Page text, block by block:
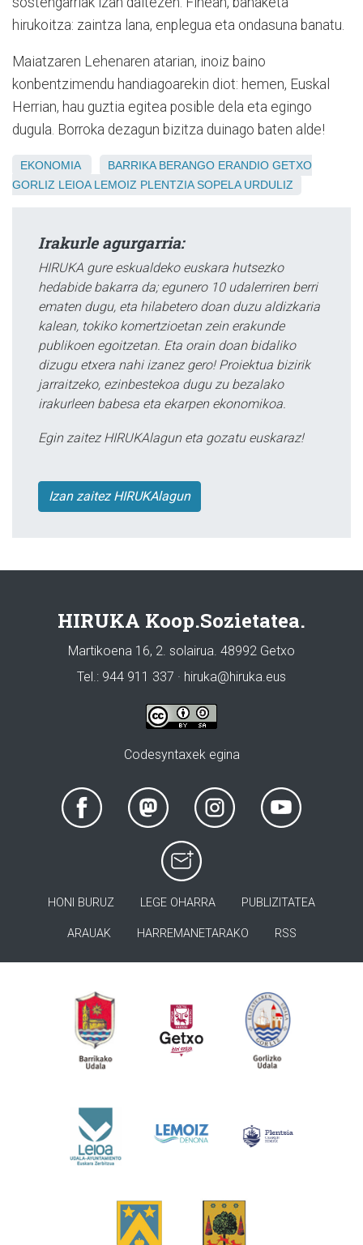
hirukoitza: zaintza lana, enplegua eta ondasuna banatu.
Maiatzaren Lehenaren atarian, inoiz baino
konbentzimendu handiagoarekin diot: hemen, Euskal
Herrian, hau guztia egitea posible dela eta egingo
dugula. Borroka dezagun bizitza duinago baten alde!
EKONOMIA BARRIKA BERANGO ERANDIO GETXO
GORLIZ LEIOA LEMOIZ PLENTZIA SOPELA URDULIZ
Irakurle agurgarria:
HIRUKA gure eskualdeko euskara hutsezko
hedabide bakarra da; egunero 10 udalerriren berri
ematen dugu, eta hilabetero doan duzu aldizkaria
kalean, tokiko komertzioetan zein erakunde
publikoen egoitzetan. Eta orain doan bidaliko
dizugu etxera nahi izanez gero! Proiektua bizirik
jarraitzeko, ezinbestekoa dugu zu bezalako
irakurleen babesa eta ekarpen ekonomikoa.
Egin zaitez HIRUKAlagun eta gozatu euskaraz!
Izan zaitez HIRUKAlagun
HIRUKA Koop.Sozietatea.
Martikoena 16, 2. solairua. 48992 Getxo
Tel.: 944 911 337 · hiruka@hiruka.eus
Codesyntaxek egina
HONI BURUZ LEGE OHARRA PUBLIZITATEA
ARAUAK HARREMANETARAKO RSS